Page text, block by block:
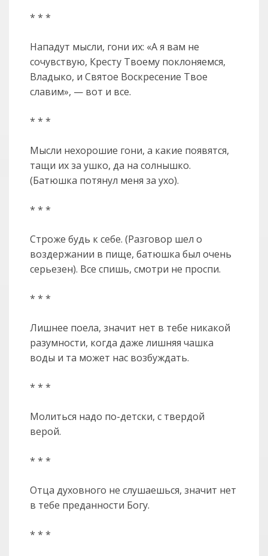
* * *
Нападут мысли, гони их: «А я вам не
сочувствую, Кресту Твоему поклоняемся,
Владыко, и Святое Воскресение Твое
славим», — вот и все.
* * *
Мысли нехорошие гони, а какие появятся,
тащи их за ушко, да на солнышко.
(Батюшка потянул меня за ухо).
* * *
Строже будь к себе. (Разговор шел о
воздержании в пище, батюшка был очень
серьезен). Все спишь, смотри не проспи.
* * *
Лишнее поела, значит нет в тебе никакой
разумности, когда даже лишняя чашка
воды и та может нас возбуждать.
* * *
Молиться надо по-детски, с твердой
верой.
* * *
Отца духовного не слушаешься, значит нет
в тебе преданности Богу.
* * *